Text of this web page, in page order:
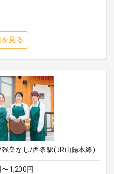
見る
業なし/西条駅(JR山陽本線)
1,200円